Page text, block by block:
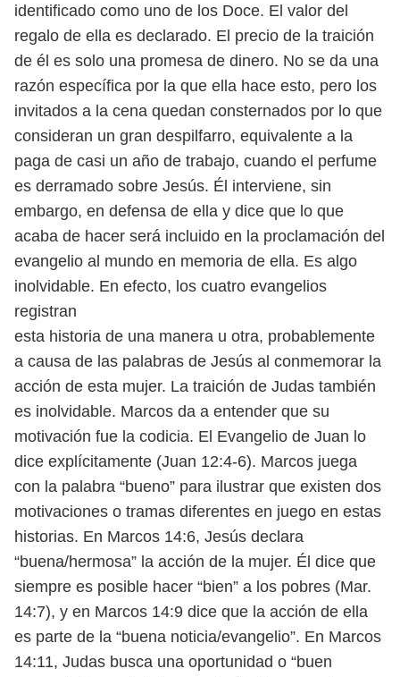
identificado como uno de los Doce. El valor del
regalo de ella es declarado. El precio de la traición
de él es solo una promesa de dinero. No se da una
razón específica por la que ella hace esto, pero los
invitados a la cena quedan consternados por lo que
consideran un gran despilfarro, equivalente a la
paga de casi un año de trabajo, cuando el perfume
es derramado sobre Jesús. Él interviene, sin
embargo, en defensa de ella y dice que lo que
acaba de hacer será incluido en la proclamación del
evangelio al mundo en memoria de ella. Es algo
inolvidable. En efecto, los cuatro evangelios
registran
esta historia de una manera u otra, probablemente
a causa de las palabras de Jesús al conmemorar la
acción de esta mujer. La traición de Judas también
es inolvidable. Marcos da a entender que su
motivación fue la codicia. El Evangelio de Juan lo
dice explícitamente (Juan 12:4-6). Marcos juega
con la palabra “bueno” para ilustrar que existen dos
motivaciones o tramas diferentes en juego en estas
historias. En Marcos 14:6, Jesús declara
“buena/hermosa” la acción de la mujer. Él dice que
siempre es posible hacer “bien” a los pobres (Mar.
14:7), y en Marcos 14:9 dice que la acción de ella
es parte de la “buena noticia/evangelio”. En Marcos
14:11, Judas busca una oportunidad o “buen